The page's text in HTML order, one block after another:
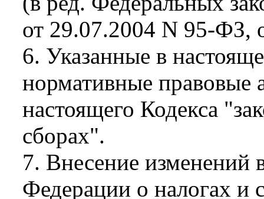
от 29.07.2004 N 95-ФЗ,
6. Указанные в
нормативные правовые
настоящего Кодекса
сборах".
7. Внесение изменений
Федерации о налогах и